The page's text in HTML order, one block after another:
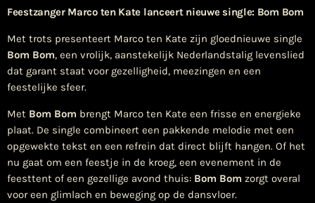
Feestzanger Marco ten Kate lanceert nieuwe single: Bom Bom
Met trots presenteert Marco ten Kate zijn gloednieuwe single
Bom Bom, een vrolijk, aanstekelijk Nederlandstalig levenslied
dat garant staat voor gezelligheid, meezingen en een
feestelijke sfeer.
Met Bom Bom brengt Marco ten Kate een frisse en energieke
plaat. De single combineert een pakkende melodie met een
opgewekte tekst en een refrein dat direct blijft hangen. Of het
nu gaat om een feestje in de kroeg, een evenement in de
feesttent of een gezellige avond thuis: Bom Bom zorgt overal
voor een glimlach en beweging op de dansvloer.